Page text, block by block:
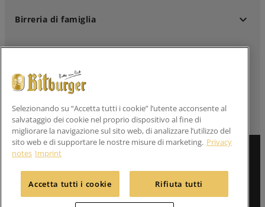
Birreria di famiglia keyboard_arrow_down
keyboard_arrow_down
Seguici su
Dichiarazioni sulla privacy
Selezionando su “Accetta tutti i cookie” l’utente acconsente al
salvataggio dei cookie nel proprio dispositivo al fine di
migliorare la navigazione sul sito web, di analizzare l’utilizzo del
sito web e di supportare le nostre misure di marketing. Privacy
notes Imprint
Accetta tutti i cookie Rifiuta tutti